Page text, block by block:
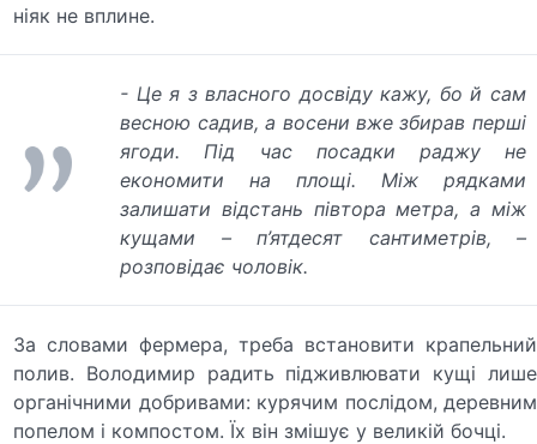
ніяк не вплине.
- Це я з власного досвіду кажу, бо й сам
весною садив, а восени вже збирав перші
ягоди. Під час посадки раджу не
економити на площі. Між рядками
залишати відстань півтора метра, а між
кущами – п’ятдесят сантиметрів, –
розповідає чоловік.
За словами фермера, треба встановити крапельний
полив. Володимир радить підживлювати кущі лише
органічними добривами: курячим послідом, деревним
попелом і компостом. Їх він змішує у великій бочці.